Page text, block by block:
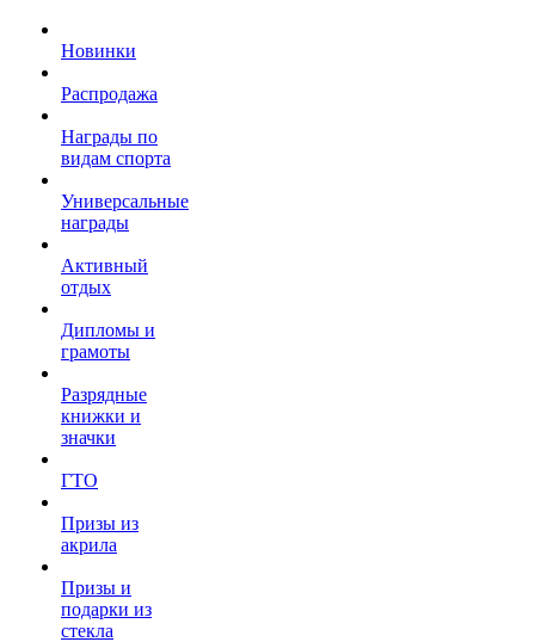
Новинки
Распродажа
Награды по
видам спорта
Универсальные
награды
Активный
отдых
Дипломы и
грамоты
Разрядные
книжки и
значки
ГТО
Призы из
акрила
Призы и
подарки из
стекла